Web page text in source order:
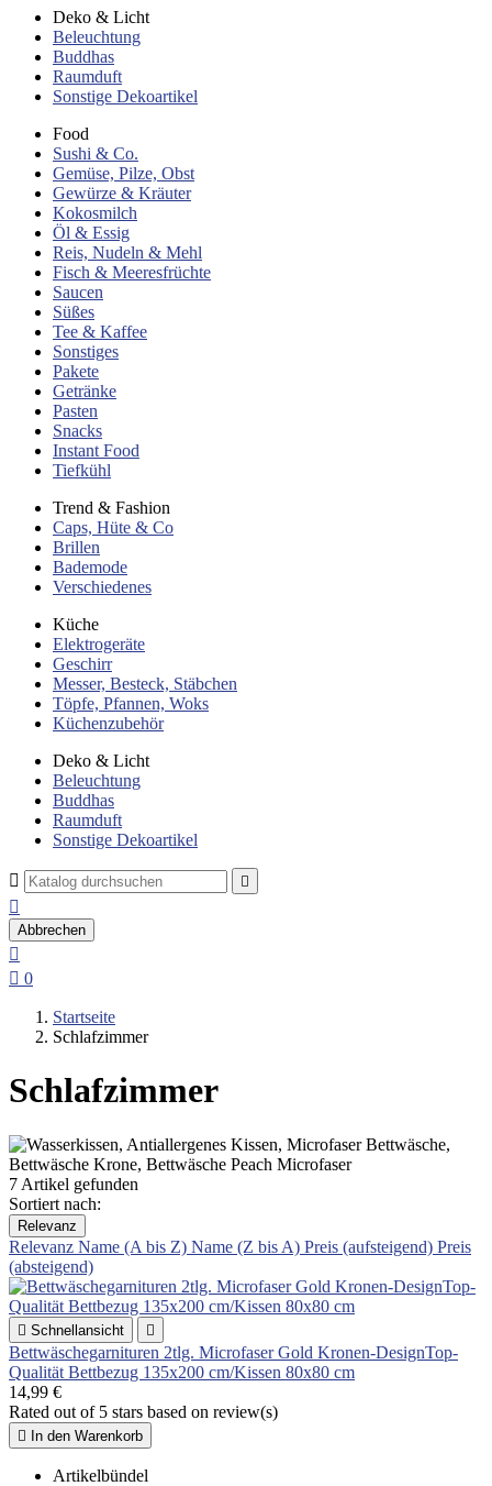
Deko & Licht
Beleuchtung
Buddhas
Raumduft
Sonstige Dekoartikel
Food
Sushi & Co.
Gemüse, Pilze, Obst
Gewürze & Kräuter
Kokosmilch
Öl & Essig
Reis, Nudeln & Mehl
Fisch & Meeresfrüchte
Saucen
Süßes
Tee & Kaffee
Sonstiges
Pakete
Getränke
Pasten
Snacks
Instant Food
Tiefkühl
Trend & Fashion
Caps, Hüte & Co
Brillen
Bademode
Verschiedenes
Küche
Elektrogeräte
Geschirr
Messer, Besteck, Stäbchen
Töpfe, Pfannen, Woks
Küchenzubehör
Deko & Licht
Beleuchtung
Buddhas
Raumduft
Sonstige Dekoartikel
 

Abbrechen

 0
Startseite
Schlafzimmer
Schlafzimmer
7 Artikel gefunden
Sortiert nach:
Relevanz
Relevanz Name (A bis Z) Name (Z bis A) Preis (aufsteigend) Preis
(absteigend)
 Schnellansicht 
Bettwäschegarnituren 2tlg. Microfaser Gold Kronen-DesignTop-
Qualität Bettbezug 135x200 cm/Kissen 80x80 cm
14,99 €
Rated out of 5 stars based on review(s)
 In den Warenkorb
Artikelbündel